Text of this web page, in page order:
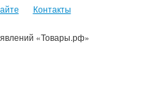
Контакты
«Товары.рф»